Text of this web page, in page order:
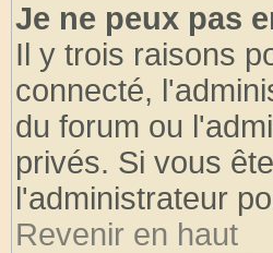
Je ne peux pas
Il y trois raisons
connecté,
du forum ou
privés. Si vous
l'administrateur
Revenir en haut